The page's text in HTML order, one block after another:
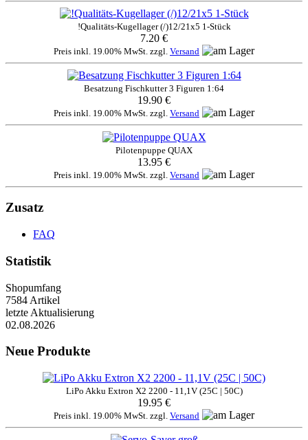
!Qualitäts-Kugellager (/)12/21x5 1-Stück
7.20 €
Preis inkl. 19.00% MwSt. zzgl. Versand
Besatzung Fischkutter 3 Figuren 1:64
19.90 €
Preis inkl. 19.00% MwSt. zzgl. Versand
Pilotenpuppe QUAX
13.95 €
Preis inkl. 19.00% MwSt. zzgl. Versand
Zusatz
FAQ
Statistik
Shopumfang
7584 Artikel
letzte Aktualisierung
02.08.2026
Neue Produkte
LiPo Akku Extron X2 2200 - 11,1V (25C | 50C)
19.95 €
Preis inkl. 19.00% MwSt. zzgl. Versand